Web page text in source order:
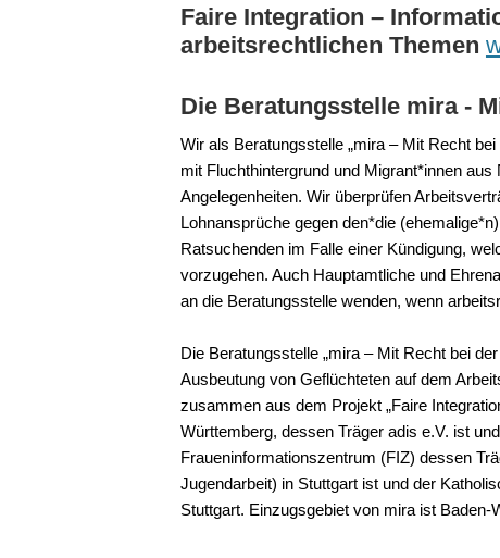
Faire Integration –
arbeitsrechtlichen Themen
Die Beratungsstelle mira -
Wir als Beratungsstelle „mira – Mit Recht
mit Fluchthintergrund und Migrant*innen
Angelegenheiten. Wir überprüfen
Lohnansprüche gegen den*die
Ratsuchenden im Falle einer Kündigung,
vorzugehen. Auch Hauptamtliche und
an die Beratungsstelle wenden, wenn
Die Beratungsstelle „mira – Mit Recht bei
Ausbeutung von Geflüchteten auf dem
zusammen aus dem Projekt „Faire
Württemberg, dessen Träger adis e.V. ist
Fraueninformationszentrum (FIZ) dessen
Jugendarbeit) in Stuttgart ist und der
Stuttgart. Einzugsgebiet von mira ist Baden-